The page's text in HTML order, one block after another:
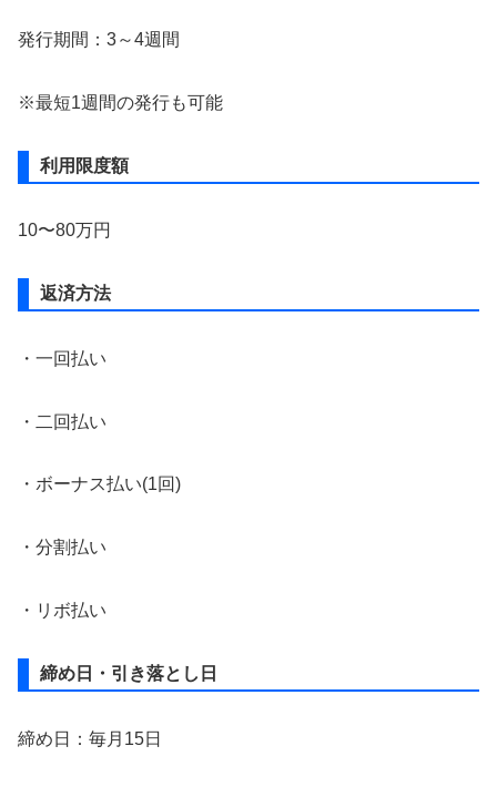
発行期間：3～4週間
※最短1週間の発行も可能
利用限度額
10〜80万円
返済方法
・一回払い
・二回払い
・ボーナス払い(1回)
・分割払い
・リボ払い
締め日・引き落とし日
締め日：毎月15日